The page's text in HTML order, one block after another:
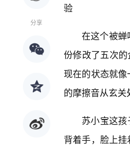
分享
验
在这个被
份修改了五次
现在的状态就
的摩擦音从玄
苏小宝这
背着手，脸上